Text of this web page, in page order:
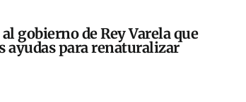
al gobierno de Rey Varela que
ayudas para renaturalizar